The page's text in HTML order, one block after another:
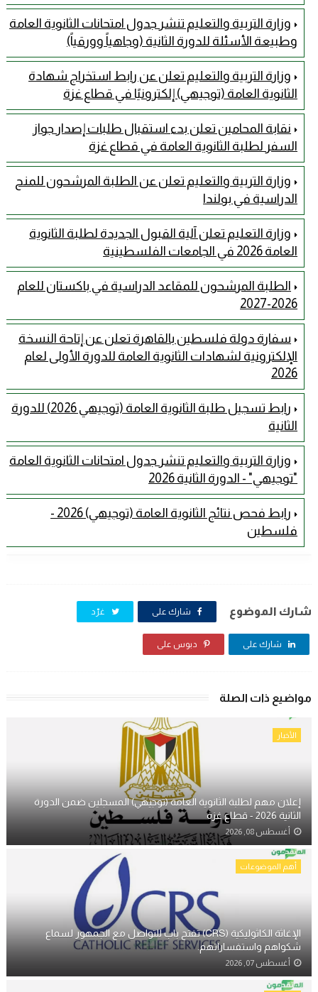
وزارة التربية والتعليم تنشر جدول امتحانات الثانوية العامة
وطبيعة الأسئلة للدورة الثانية (وجاهياً وورقياً)
وزارة التربية والتعليم تعلن عن رابط استخراج شهادة
الثانوية العامة (توجيهي) إلكترونيًا في قطاع غزة
نقابة المحامين تعلن بدء استقبال طلبات إصدار جواز
السفر لطلبة الثانوية العامة في قطاع غزة
وزارة التربية والتعليم تعلن عن الطلبة المرشحون للمنح
الدراسية في بولندا
وزارة التعليم تعلن آلية القبول الجديدة لطلبة الثانوية
العامة 2026 في الجامعات الفلسطينية
الطلبة المرشحون للمقاعد الدراسية في باكستان للعام
2026-2027
سفارة دولة فلسطين بالقاهرة تعلن عن إتاحة النسخة
الإلكترونية لشهادات الثانوية العامة للدورة الأولى لعام
2026
رابط تسجيل طلبة الثانوية العامة (توجيهي 2026) للدورة
الثانية
وزارة التربية والتعليم تنشر جدول امتحانات الثانوية العامة
"توجيهي" - الدورة الثانية 2026
رابط فحص نتائج الثانوية العامة (توجيهي) 2026 -
فلسطين
شارك الموضوع شارك على غرّد
شارك على دبوس على
مواضيع ذات الصلة
الأخبار
إعلان مهم لطلبة الثانوية العامة (توجيهي) المسجلين ضمن الدورة
الثانية 2026 - قطاع غزة
أغسطس 08, 2026
أهم الموضوعات
الإغاثة الكاثوليكية (CRS) تفتح باب للتواصل مع الجمهور لسماع
شكواهم واستفساراتهم.
أغسطس 07, 2026